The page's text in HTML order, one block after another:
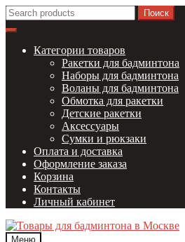
Перейти
к
навигации
Перейти
к
содержимому
Найти:
Категории товаров
Ракетки для бадминтона
Наборы для бадминтона
Воланы для бадминтона
Обмотка для ракетки
Детские ракетки
Аксессуары
Сумки и рюкзаки
Оплата и доставка
Оформление заказа
Корзина
Контакты
Личный кабинет
Меню